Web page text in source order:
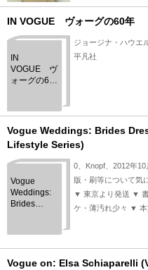
IN VOGUE ヴォーグの60年
IN
VOGUE ヴ
ォーグの60
ジョージナ・ハウエ
平凡社
Vogue Weddings: Brides
Lifestyle Series)
Vogue
Weddings:
Brides
(Vogue
Lifestyle
Series)
0、Knopf、2012年10
版・刷等について気
▼ 東京より発送 ▼
ケ・薄汚れ少々 ▼
Vogue on: Elsa Schiaparelli